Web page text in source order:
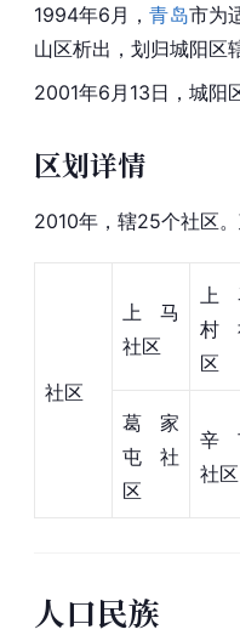
1994年6月，青岛市为
山区析出，划归城阳区
2001年6月13日，城阳
区划详情
2010年，辖25个社区
社区
上马
社区
上
村
区
葛家
屯社
区
辛
社区
人口民族